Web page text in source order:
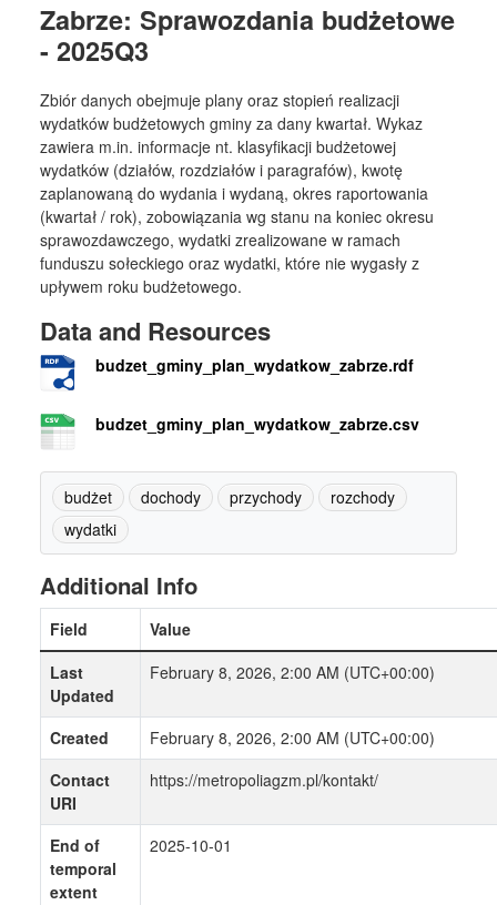
Zabrze: Sprawozdania budżetowe
- 2025Q3
Zbiór danych obejmuje plany oraz stopień realizacji
wydatków budżetowych gminy za dany kwartał. Wykaz
zawiera m.in. informacje nt. klasyfikacji budżetowej
wydatków (działów, rozdziałów i paragrafów), kwotę
zaplanowaną do wydania i wydaną, okres raportowania
(kwartał / rok), zobowiązania wg stanu na koniec okresu
sprawozdawczego, wydatki zrealizowane w ramach
funduszu sołeckiego oraz wydatki, które nie wygasły z
upływem roku budżetowego.
Data and Resources
budzet_gminy_plan_wydatkow_zabrze.rdf
budzet_gminy_plan_wydatkow_zabrze.csv
budżet dochody przychody
rozchody
wydatki
Additional Info
Field
Value
Last
Updated
February 8, 2026, 2:00 AM (UTC+00:00)
Created
February 8, 2026, 2:00 AM (UTC+00:00)
Contact
URI
https://metropoliagzm.pl/kontakt/
End of
temporal
extent
2025-10-01